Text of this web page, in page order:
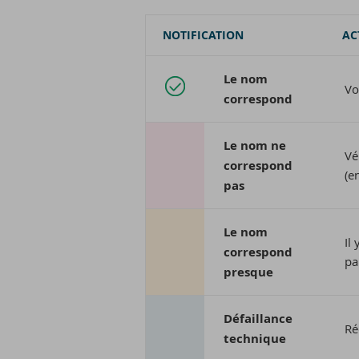
NOTIFICATION
Le nom
correspond
Le nom ne
correspond
pas
Le nom
correspond
presque
Il
Défaillance
technique